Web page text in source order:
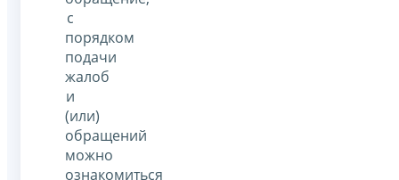
с
порядком
подачи
жалоб
и
(или)
обращений
можно
ознакомиться